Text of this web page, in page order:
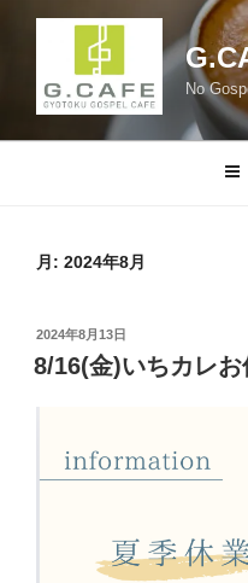
No
月: 2024年8月
投
稿
日:
2024年8月13日
8/16(金)いちカレ